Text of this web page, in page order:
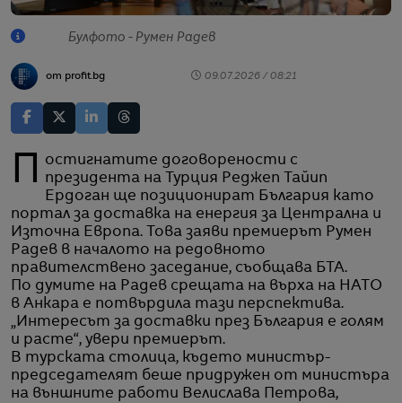
Булфото - Румен Радев
от profit.bg 09.07.2026 / 08:21
Постигнатите договорености с
президента на Турция Реджеп Тайип
Ердоган ще позиционират България като
портал за доставка на енергия за Централна и
Източна Европа. Това заяви премиерът Румен
Радев в началото на редовното
правителствено заседание, съобщава БТА.
По думите на Радев срещата на върха на НАТО
в Анкара е потвърдила тази перспектива.
„Интересът за доставки през България е голям
и расте“, увери премиерът.
В турската столица, където министър-
председателят беше придружен от министъра
на външните работи Велислава Петрова,